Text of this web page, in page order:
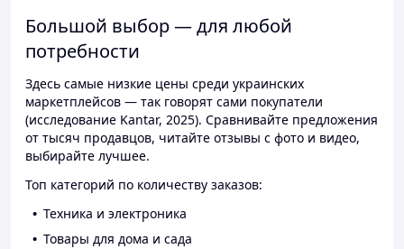
Большой выбор — для любой
потребности
Здесь самые низкие цены среди украинских
маркетплейсов — так говорят сами покупатели
(исследование Kantar, 2025). Сравнивайте предложения
от тысяч продавцов, читайте отзывы с фото и видео,
выбирайте лучшее.
Топ категорий по количеству заказов:
Техника и электроника
Товары для дома и сада